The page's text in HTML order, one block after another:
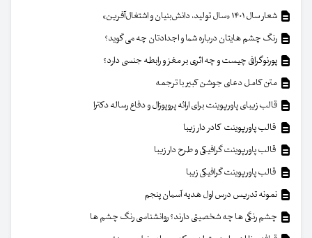
شعار سال ۱۴۰۱ «سال تولید، دانش‌بنیان و اشتغال‌آفرین»
رنگ چشم هایتان درباره شما و اجدادتان چه می گوید؟
پورنوگرافی چیست و چه اثری بر مغز و رابطه جنسی دارد؟
متن کامل دعای جوشن کبیر با ترجمه
قالب زیبای پاورپوینت برای ارائه پروپوزال و دفاع رساله دکترا
قالب پاورپوینت کادر دار زیبا
قالب پاورپوینت گرافیکی و طرح دار زیبا
قالب پاورپوینت گرافیکی زیبا
نمونه تدریس درس اول هدیه آسمان پنجم
چشم رنگی ها چه شخصیتی دارند؟ روانشناسی رنگ چشم ها